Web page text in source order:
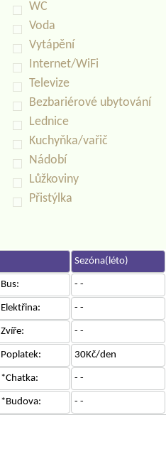
WC
Voda
Vytápění
Internet/WiFi
Televize
Bezbariérové ubytování
Lednice
Kuchyňka/vařič
Nádobí
Lůžkoviny
Přistýlka
Sezóna(léto)
Bus: - -
Elektřina: - -
Zvíře: - -
Poplatek: 30Kč/den
*Chatka: - -
*Budova: - -